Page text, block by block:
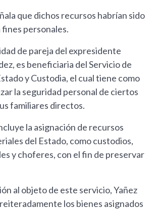
que dichos recursos habrían sido
personales.
de pareja del expresidente
es beneficiaria del Servicio de
y Custodia, el cual tiene como
la seguridad personal de ciertos
familiares directos.
la asignación de recursos
del Estado, como custodios,
y choferes, con el fin de preservar
al objeto de este servicio, Yañez
los bienes asignados